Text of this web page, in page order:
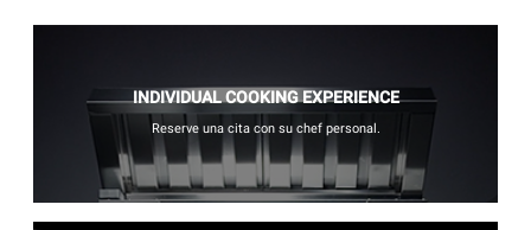
INDIVIDUAL COOKING EXPERIENCE
Reserve una cita con su chef personal.